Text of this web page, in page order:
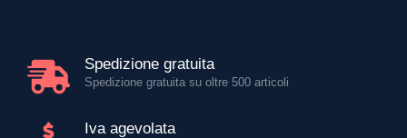
Spedizione gratuita
Spedizione gratuita su oltre 500 articoli
Iva agevolata